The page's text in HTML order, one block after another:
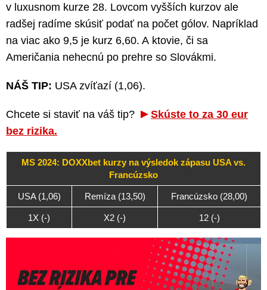
v luxusnom kurze 28. Lovcom vyšších kurzov ale
radšej radíme skúsiť podať na počet gólov. Napríklad
na viac ako 9,5 je kurz 6,60. A ktovie, či sa
Američania nehecnú po prehre so Slovákmi.
NÁŠ TIP: USA zvíťazí (1,06).
Chcete si staviť na váš tip?
Skúste to za 30 eur
bez rizika.
MS 2024: DOXXbet kurzy na výsledok zápasu USA vs.
Francúzsko
USA (1,06) Remíza (13,50) Francúzsko (28,00)
1X (-) X2 (-) 12 (-)